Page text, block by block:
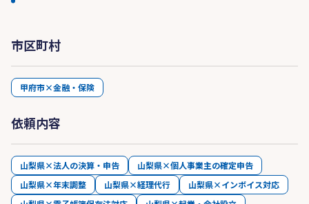
市区町村
甲府市×金融・保険
依頼内容
山梨県×法人の決算・申告
山梨県×個人事業主の確定申告
山梨県×年末調整
山梨県×経理代行
山梨県×インボイス対応